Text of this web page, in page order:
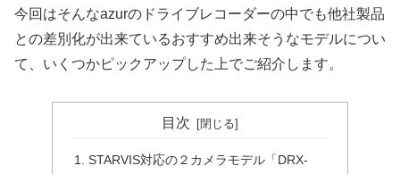
今回はそんなazurのドライブレコーダーの中でも他社製品
との差別化が出来ているおすすめ出来そうなモデルについ
て、いくつかピックアップした上でご紹介します。
目次
STARVIS対応の２カメラモデル「DRX-